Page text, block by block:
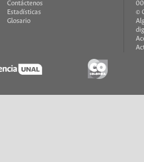
Contáctenos
Estadísticas
Glosario
©